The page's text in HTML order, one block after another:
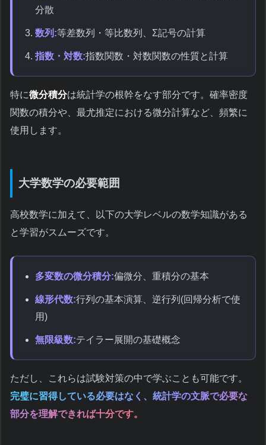
分散
数列:等差数列・等比数列、Σ記号の計算
指数・対数:指数関数・対数関数の性質と計算
特に微分積分は統計学の根幹をなす部分です。確率密度
関数の積分や、最尤推定における微分計算など、頻繁に
使用します。
大学数学の必要範囲
高校数学に加えて、以下の大学レベルの数学知識がある
と学習がスムーズです。
多変数の微分積分:偏微分、重積分の基本
線形代数:行列の基本演算、逆行列(回帰分析で使
用)
無限級数:テイラー展開の基礎概念
ただし、これらは試験対策の中で学ぶことも可能です。
完璧に習得している必要はなく、統計学の文脈で必要な
部分を理解できれば十分です。